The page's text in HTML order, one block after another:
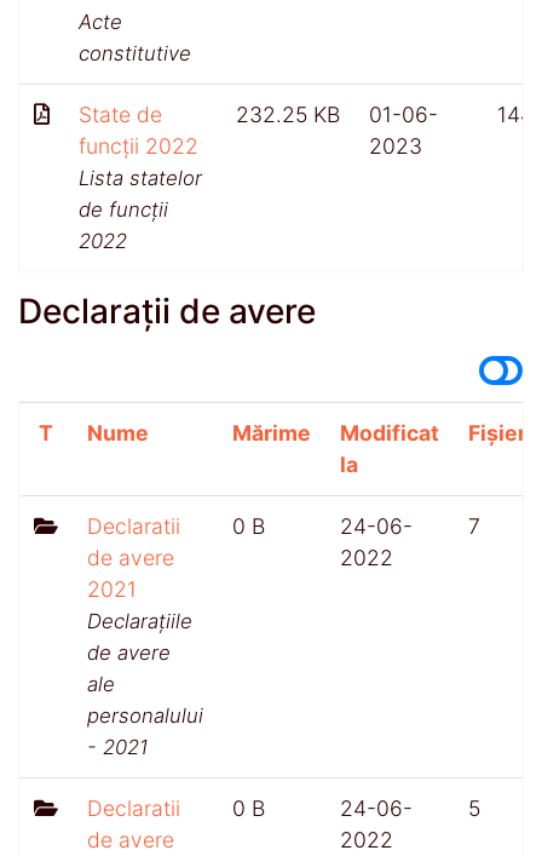
Acte
constitutive
State de
funcții 2022
Lista statelor
de funcții
2022
232.25 KB
01-06-
2023
Declarații de avere
T Nume Mărime
Modificat
la
Fișiere
Declaratii
de avere
2021
Declarațiile
de avere
ale
personalului
- 2021
0 B
24-06-
2022
7
Declaratii
de avere
0 B
24-06-
2022
5